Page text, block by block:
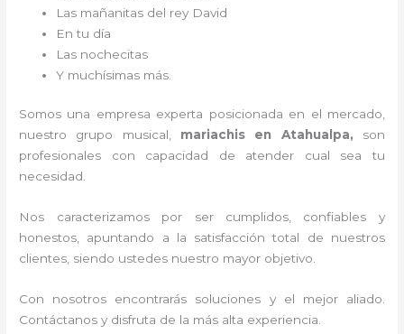
Las mañanitas del rey David
En tu día
Las nochecitas
Y muchísimas más.
Somos una empresa experta posicionada en el mercado,
nuestro grupo musical, mariachis en Atahualpa, son
profesionales con capacidad de atender cual sea tu
necesidad.
Nos caracterizamos por ser cumplidos, confiables y
honestos, apuntando a la satisfacción total de nuestros
clientes, siendo ustedes nuestro mayor objetivo.
Con nosotros encontrarás soluciones y el mejor aliado.
Contáctanos y disfruta de la más alta experiencia.